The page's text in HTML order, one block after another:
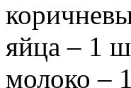
яйца – 1
молоко –